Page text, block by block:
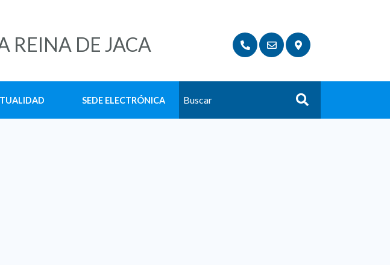
REINA DE JACA
SEDE ELECTRÓNICA Buscar